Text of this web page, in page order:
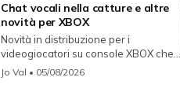
Chat vocali nella catture e altre
novità per XBOX
Novità in distribuzione per i
videogiocatori su console XBOX che
migli...
Jo Val • 05/08/2026